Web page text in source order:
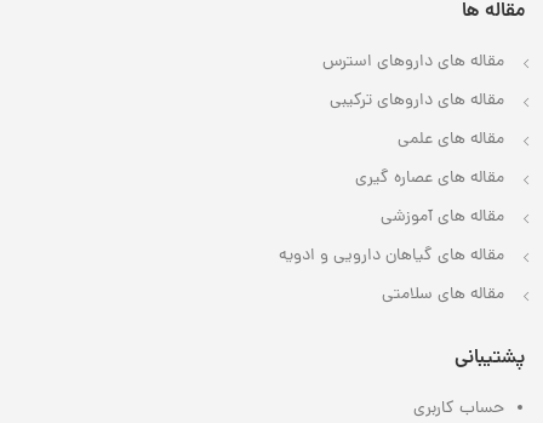
مقاله ها
مقاله های داروهای استرس
مقاله های داروهای ترکیبی
مقاله های علمی
مقاله های عصاره گیری
مقاله های آموزشی
مقاله های گیاهان دارویی و ادویه
مقاله های سلامتی
پشتیبانی
حساب کاربری